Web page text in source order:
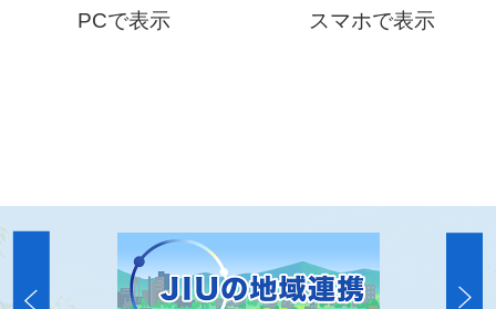
PCで表示 スマホで表示